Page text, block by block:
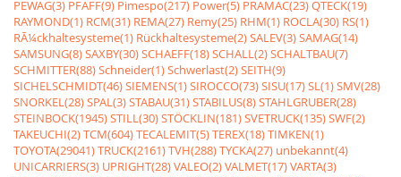
PEWAG(3) PFAFF(9) Pimespo(217) Power(5) PRAMAC(23)QTECK(19)
RAYMOND(1) RCM(31) REMA(27) Remy(25) RHM(1) ROCLA(30) RS(1)
RÃ¼ckhaltesysteme(1) Rückhaltesysteme(2)SALEV(3)SAMAG(14)
SAMSUNG(8)SAXBY(30)SCHAEFF(18)SCHALL(2)SCHALTBAU(7)
SCHMITTER(88)Schneider(1)Schwerlast(2)SEITH(9)
SICHELSCHMIDT(46)SIEMENS(1)SIROCCO(73)SISU(17)SL(1)SMV(28)
SNORKEL(28)SPAL(3)STABAU(31)STABILUS(8)STAHLGRUBER(28)
STEINBOCK(1945)STILL(30)STÖCKLIN(181)SVETRUCK(135)SWF(2)
TAKEUCHI(2)TCM(604)TECALEMIT(5)TEREX(18)TIMKEN(1)
TOYOTA(29041)TRUCK(2161)TVH(288)TYCKA(27) unbekannt(4)
UNICARRIERS(3) UPRIGHT(28)VALEO(2)VALMET(17)VARTA(3)